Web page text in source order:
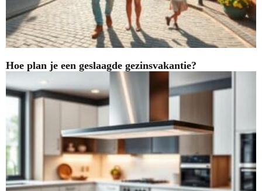
Hoe plan je een geslaagde gezinsvakantie?